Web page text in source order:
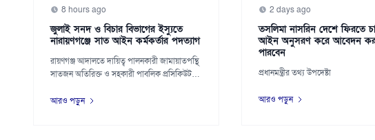
8 hours ago
জুলাই সনদ ও বিচার বিভাগের ইস্যুতে
নারায়ণগঞ্জে সাত আইন কর্মকর্তার পদত্যাগ
রায়ণগঞ্জ আদালতে দায়িত্ব পালনকারী জামায়াতপন্থি
সাতজন অতিরিক্ত ও সহকারী পাবলিক প্রসিকিউটর
আরও পড়ুন
2 days ago
তসলিমা নাসরিন দেশে ফিরতে
আইন অনুসরণ করে আবেদন
পারবেন
প্রধানমন্ত্রীর তথ্য উপদেষ্টা
আরও পড়ুন